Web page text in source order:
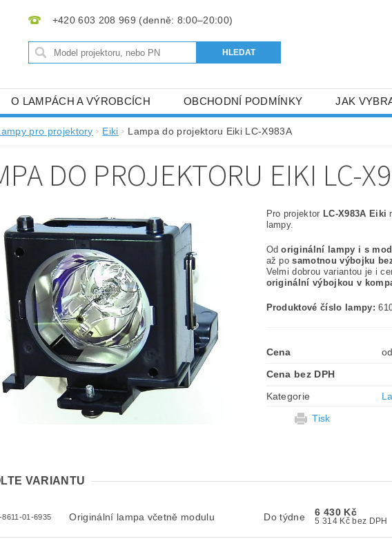
+420 603 208 969
O LAMPÁCH A VÝROBCÍCH OBCHODNÍ PODMÍNKY JAK
pro projektory Eiki Lampa do projektoru Eiki LC-X983A
DO PROJEKTORU EIKI LC-
Pro projektor LC-X983A Eiki
lampy.
Odoriginální lampy i s
až posamotnou výbojku
Velmi dobrou variantou je i
originální výbojkou v
Produktové číslo lampy:
Cena
Cena bez DPH
Kategorie
Tisk
VARIANTU
8611-01-6935 Originální lampa včetně modulu Do týdne 6 430 Kč
5 314 Kč bez DPH